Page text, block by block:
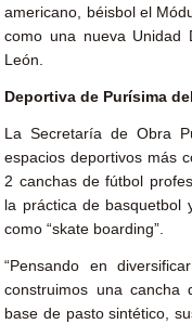
americano, béisbol el
como una nueva Unidad
León.
Deportiva de Purísima
La Secretaría de Obra
espacios deportivos más
2 canchas de fútbol
la práctica de basquetbol
como “skate boarding”.
“Pensando en
construimos una cancha
base de pasto sintético,